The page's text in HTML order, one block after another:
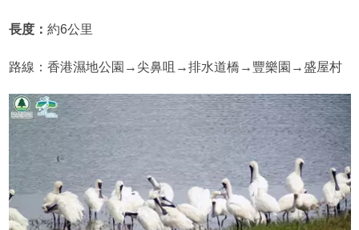
長度： 約6公里
路線：香港濕地公園→尖鼻咀→排水道橋→豐樂園→盛屋村